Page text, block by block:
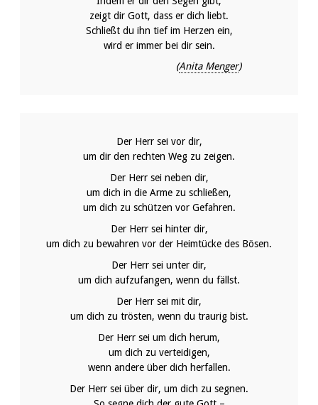
zeigt dir Gott, dass er dich liebt.
Schließt du ihn tief im Herzen ein,
wird er immer bei dir sein.
(Anita Menger)
Der Herr sei vor dir,
um dir den rechten Weg zu zeigen.
Der Herr sei neben dir,
um dich in die Arme zu schließen,
um dich zu schützen vor Gefahren.
Der Herr sei hinter dir,
um dich zu bewahren vor der Heimtücke des Bösen.
Der Herr sei unter dir,
um dich aufzufangen, wenn du fällst.
Der Herr sei mit dir,
um dich zu trösten, wenn du traurig bist.
Der Herr sei um dich herum,
um dich zu verteidigen,
wenn andere über dich herfallen.
Der Herr sei über dir, um dich zu segnen.